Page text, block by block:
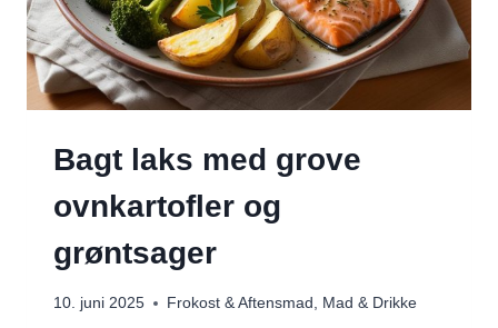
Bagt laks med grove
ovnkartofler og
grøntsager
10. juni 2025 Frokost & Aftensmad , Mad & Drikke